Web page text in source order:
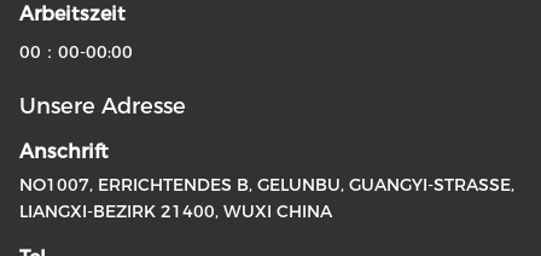
Arbeitszeit
00：00-00:00
Unsere Adresse
Anschrift
NO1007, ERRICHTENDES B, GELUNBU, GUANGYI-STRASSE,
LIANGXI-BEZIRK 21400, WUXI CHINA